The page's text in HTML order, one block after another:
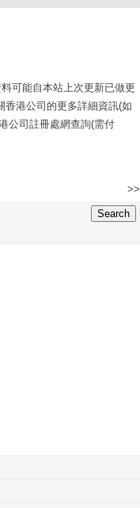
可能自本站上次更新已做更
香港公司的更多詳細資訊(如
公司註冊處網查詢(需付
>>